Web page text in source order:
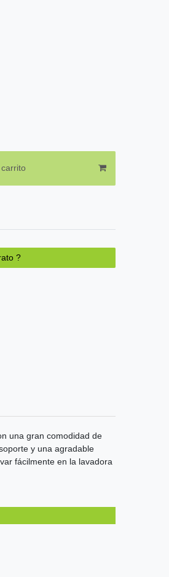
?
una gran comodidad de
y una agradable
fácilmente en la lavadora